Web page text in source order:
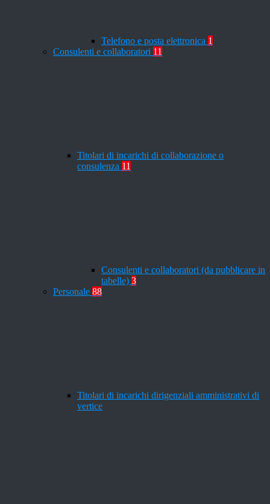
Telefono e posta elettronica 1
Consulenti e collaboratori 11
Titolari di incarichi di collaborazione o
consulenza 11
Consulenti e collaboratori (da pubblicare in
tabelle) 3
Personale 88
Titolari di incarichi dirigenziali amministrativi di
vertice